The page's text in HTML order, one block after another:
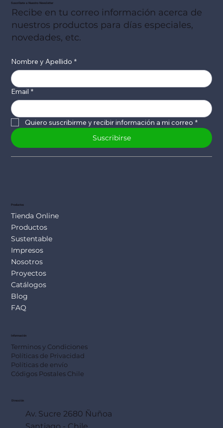
Suscribete a Nuestro Newsletter
Recibe en tu correo información acerca de
nuestros productos para días especiales,
novedades, etc.
Nombre y Apellido *
Email *
Quiero suscribirme y recibir información a mi correo *
Suscribirse
Productos
Tienda Online
Productos
Sustentable
Impresos
Nosotros
Proyectos
Catálogos
Blog
FAQ
Información
Terminos y Condiciones
Políticas de Privacidad
Políticas de envío
Códigos Postales Chile
Dirección
Av. Sucre 2680 Ñuñoa